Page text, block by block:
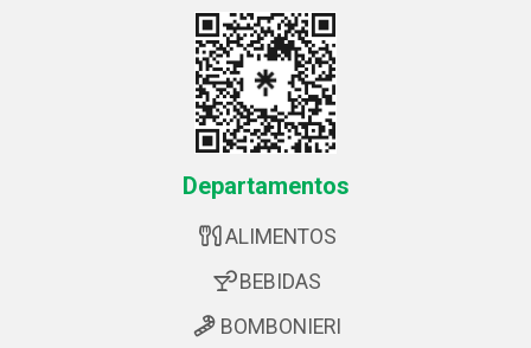
Departamentos
ALIMENTOS
BEBIDAS
BOMBONIERI